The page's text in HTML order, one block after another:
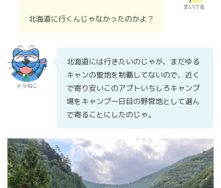
北海道に行くんじゃなかったのかよ？
まいける
ドラねこ
北海道には行きたいのじゃが、まだゆる
キャンの聖地を制覇してないので、近く
で寄り安いこのアプトいちしろキャンプ
場をキャンプ一日目の野営地として選ん
で寄ることにしたのじゃ。